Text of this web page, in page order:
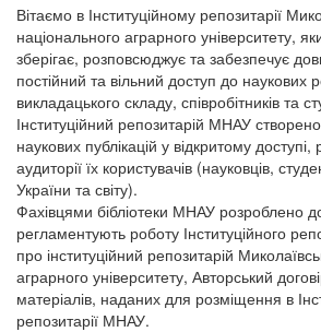
Вітаємо в Інституційному репозитарії
національного аграрного університету,
зберігає, розповсюджує та забезпечує
постійний та вільний доступ до наукових
викладацького складу, співробітників та
Інституційний репозитарій МНАУ
наукових публікацій у відкритому
аудиторії їх користувачів (науковців,
України та світу).
Фахівцями бібліотеки МНАУ розроблено
регламентують роботу Інституційного
про інституційний репозитарій
аграрного університету, Авторський
матеріалів, наданих для розміщення в
репозитарії МНАУ.